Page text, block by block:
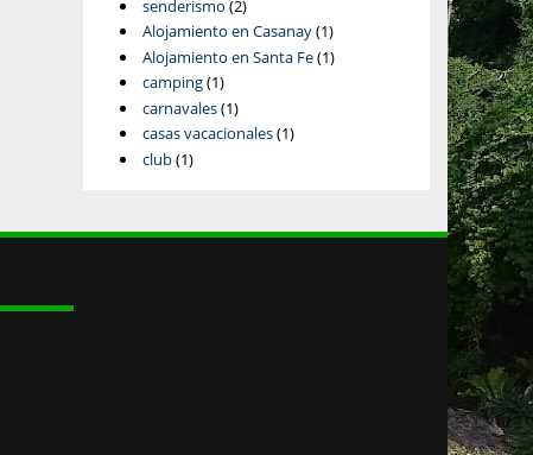
senderismo (2)
Alojamiento en Casanay(1)
Alojamiento en Santa Fe(1)
camping(1)
carnavales(1)
casas vacacionales(1)
club(1)